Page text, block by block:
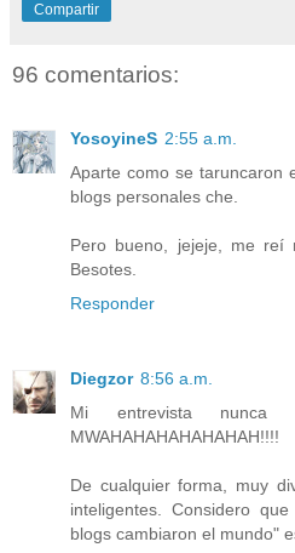
Compartir
96 comentarios:
YosoyineS 2:55 a.m.
Aparte como se taruncaron
blogs personales che.
Pero bueno, jejeje, me reí
Besotes.
Responder
Diegzor 8:56 a.m.
Mi entrevista nunca
MWAHAHAHAHAHAHAH!!!!
De cualquier forma, muy
inteligentes. Considero
blogs cambiaron el mundo"